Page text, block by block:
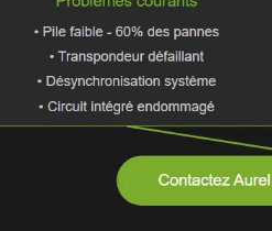
Points clés à
Combine
Intègre un circuit
La pile cause la
La programmation
Offre une protection